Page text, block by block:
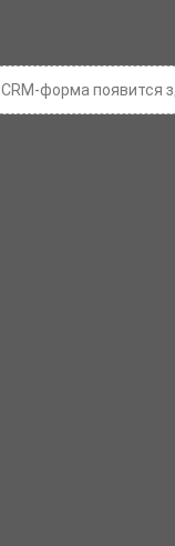
CRM-форма появится